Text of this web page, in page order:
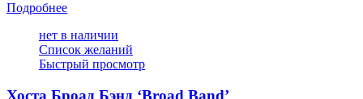
Подробнее
нет в наличии
Список желаний
Быстрый просмотр
Хоста Броад Бэнд ‘Broad Band’